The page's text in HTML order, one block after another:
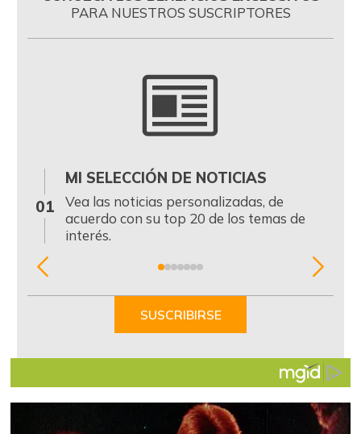
PARA NUESTROS SUSCRIPTORES
01
MI SELECCIÓN DE NOTICIAS
Vea las noticias personalizadas, de
acuerdo con su top 20 de los temas de
interés.
Item
SUSCRIBIRSE